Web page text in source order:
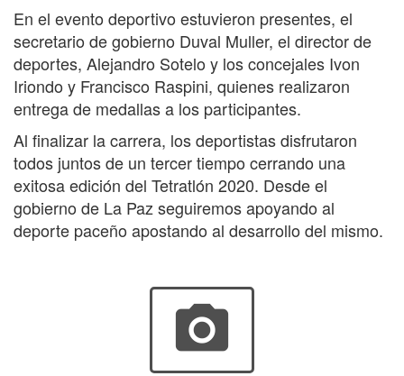
En el evento deportivo estuvieron presentes, el
secretario de gobierno Duval Muller, el director de
deportes, Alejandro Sotelo y los concejales Ivon
Iriondo y Francisco Raspini, quienes realizaron
entrega de medallas a los participantes.
Al finalizar la carrera, los deportistas disfrutaron
todos juntos de un tercer tiempo cerrando una
exitosa edición del Tetratlón 2020. Desde el
gobierno de La Paz seguiremos apoyando al
deporte paceño apostando al desarrollo del mismo.
photo_camera